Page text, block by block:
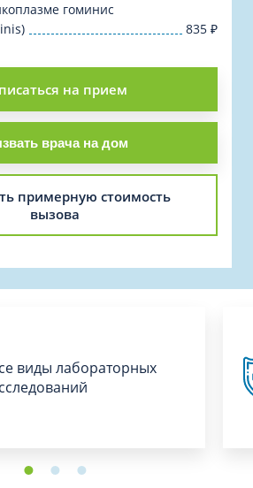
гоминис
835 ₽
на прием
врача на дом
примерную стоимость
вызова
виды лабораторных